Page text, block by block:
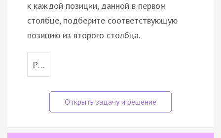
к каждой позиции, данной в первом
столбце, подберите соответствующую
позицию из второго столбца.
Р…